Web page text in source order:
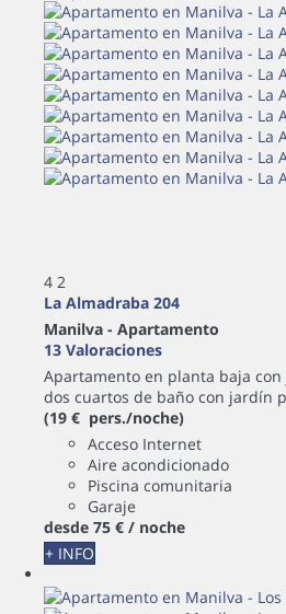
4 2
La Almadraba 204
Manilva - Apartamento
13 Valoraciones
Apartamento en planta baja
dos cuartos de baño con jardín
(19 € pers./noche)
Acceso Internet
Aire acondicionado
Piscina comunitaria
Garaje
desde 75 € / noche
+ INFO